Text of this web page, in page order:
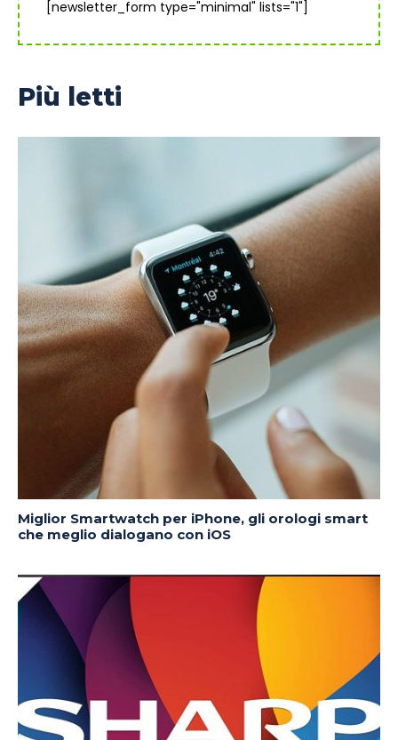
[newsletter_form type="minimal" lists="1"]
Più letti
Miglior Smartwatch per iPhone, gli orologi smart
che meglio dialogano con iOS